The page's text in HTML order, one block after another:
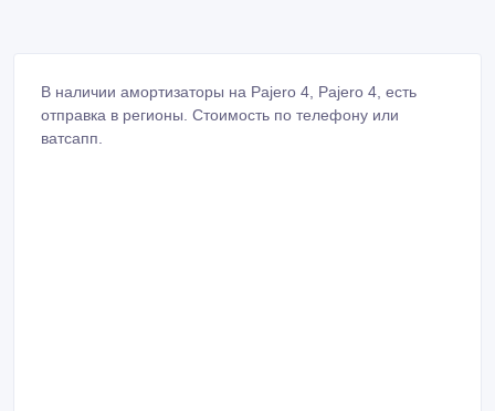
В наличии амортизаторы на Pajero 4, Pajero 4, есть
отправка в регионы. Стоимость по телефону или
ватсапп.